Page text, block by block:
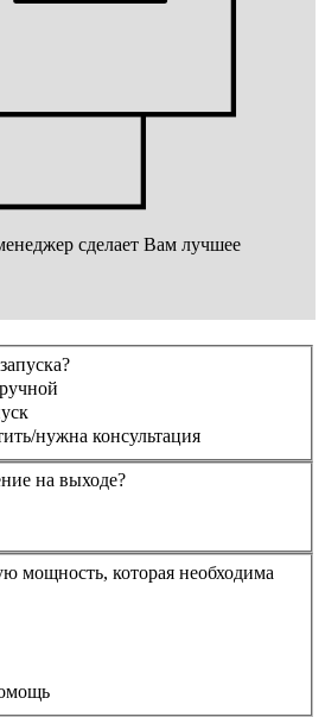
сделает Вам лучшее
нужна консультация
на выходе?
мощность, которая необходима